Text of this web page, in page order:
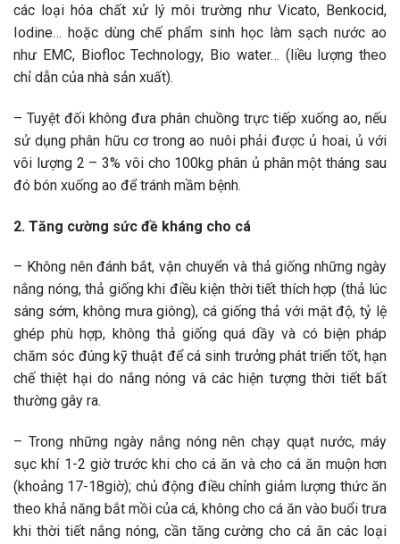
các loại hóa chất xử lý môi trường như Vicato, Benkocid,
Iodine… hoặc dùng chế phẩm sinh học làm sạch nước ao
như EMC, Biofloc Technology, Bio water… (liều lượng theo
chỉ dẫn của nhà sản xuất).
– Tuyệt đối không đưa phân chuồng trực tiếp xuống ao, nếu
sử dụng phân hữu cơ trong ao nuôi phải được ủ hoai, ủ với
vôi lượng 2 – 3% vôi cho 100kg phân ủ phân một tháng sau
đó bón xuống ao để tránh mầm bệnh.
2. Tăng cường sức đề kháng cho cá
– Không nên đánh bắt, vận chuyển và thả giống những ngày
nắng nóng, thả giống khi điều kiện thời tiết thích hợp (thả lúc
sáng sớm, không mưa giông), cá giống thả với mật độ, tỷ lệ
ghép phù hợp, không thả giống quá dầy và có biện pháp
chăm sóc đúng kỹ thuật để cá sinh trưởng phát triển tốt, hạn
chế thiệt hại do nắng nóng và các hiện tượng thời tiết bất
thường gây ra.
– Trong những ngày nắng nóng nên chạy quạt nước, máy
sục khí 1-2 giờ trước khi cho cá ăn và cho cá ăn muộn hơn
(khoảng 17-18giờ); chủ động điều chỉnh giảm lượng thức ăn
theo khả năng bắt mồi của cá, không cho cá ăn vào buổi trưa
khi thời tiết nắng nóng, cần tăng cường cho cá ăn các loại